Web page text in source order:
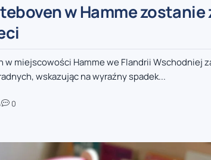
w Hamme
miejscowości Hamme we Flandrii Wschodniej
wskazując na wyraźny spadek...
0